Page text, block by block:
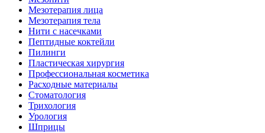
Мезотерапия лица
Мезотерапия тела
Нити с насечками
Пептидные коктейли
Пилинги
Пластическая хирургия
Профессиональная косметика
Расходные материалы
Стоматология
Трихология
Урология
Шприцы